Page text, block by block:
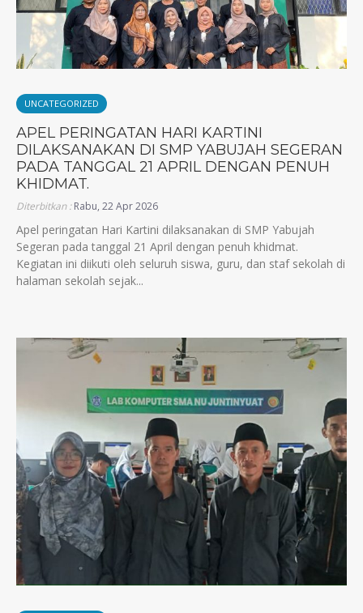
UNCATEGORIZED
APEL PERINGATAN HARI KARTINI
DILAKSANAKAN DI SMP YABUJAH SEGERAN
PADA TANGGAL 21 APRIL DENGAN PENUH
KHIDMAT.
Diterbitkan :Rabu, 22 Apr 2026
Apel peringatan Hari Kartini dilaksanakan di SMP Yabujah
Segeran pada tanggal 21 April dengan penuh khidmat.
Kegiatan ini diikuti oleh seluruh siswa, guru, dan staf sekolah di
halaman sekolah sejak...